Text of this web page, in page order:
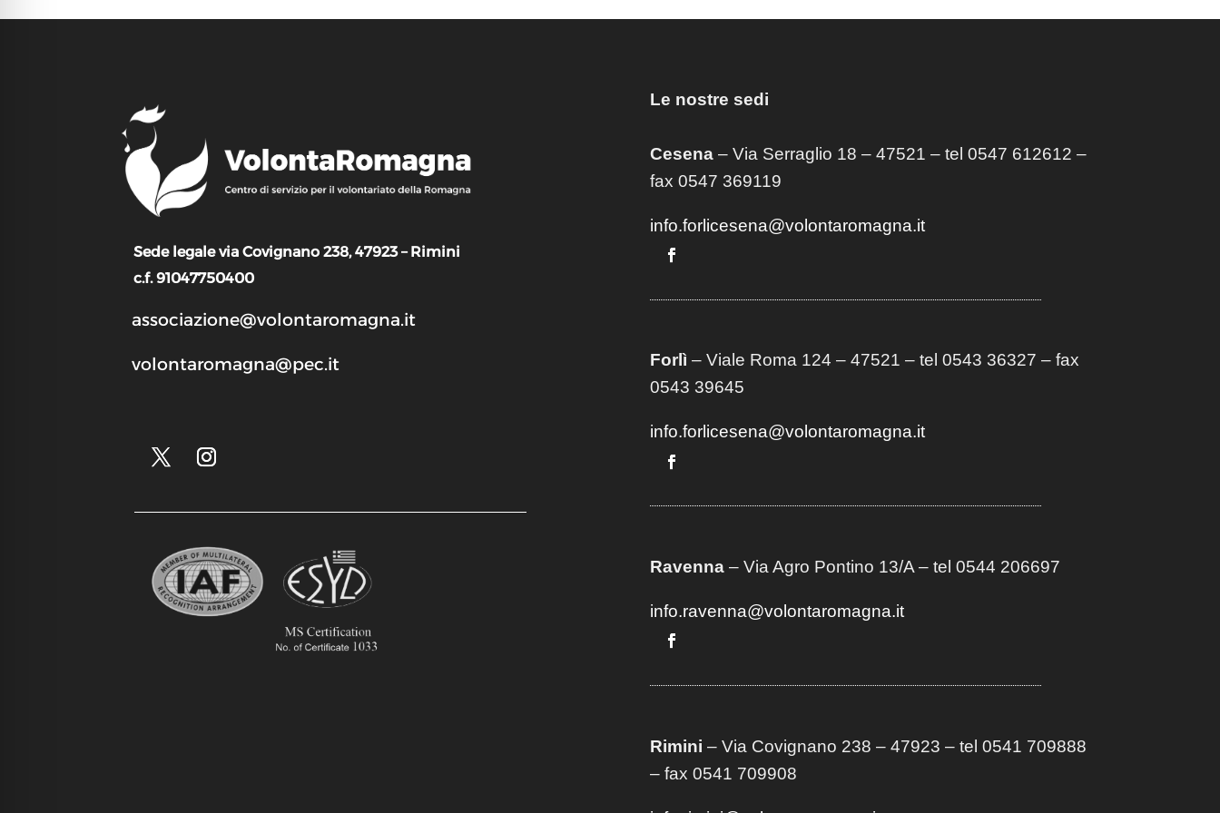
Sede legale via Covignano 238, 47923 – Rimini
c.f. 91047750400
associazione@volontaromagna.it
volontaromagna@pec.it
Le nostre sedi
Cesena– Via Serraglio 18 – 47521 – tel 0547 612612 –
fax 0547 369119
info.forlicesena@volontaromagna.it
Forlì – Viale Roma 124 – 47521 – tel 0543 36327 – fax
0543 39645
info.forlicesena@volontaromagna.it
Ravenna– Via Agro Pontino 13/A– tel 0544 206697
info.ravenna@volontaromagna.it
Rimini – Via Covignano 238 – 47923 – tel 0541 709888
– fax 0541 709908